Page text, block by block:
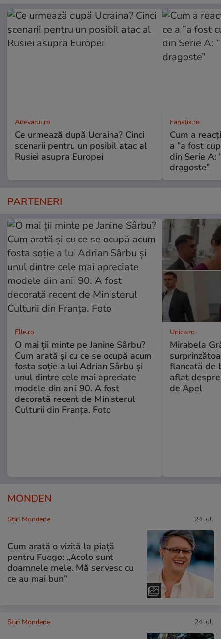
Adevarul.ro
Ce urmează după Ucraina? Cinci
scenarii pentru un posibil atac al
Rusiei asupra Europei
Fanatik.ro
Cum a
a ”a fost
din Serie A:
dragoste”
PARTENERI
Elle.ro
O mai ții minte pe Janine Sârbu?
Cum arată și cu ce se ocupă acum
fosta soție a lui Adrian Sârbu și
unul dintre cele mai apreciate
modele din anii 90. A fost
decorată recent de Ministerul
Culturii din Franța. Foto
Unica.ro
Mirabela
flancată de
aflat
de Apel
MONDEN
Stiri Mondene 24 iul.
Cum arată o vizită la piață
pentru Fuego: „Acolo sunt
doamnele mele. Mă servesc cu
ce au mai bun”
Stiri Mondene 24 iul.